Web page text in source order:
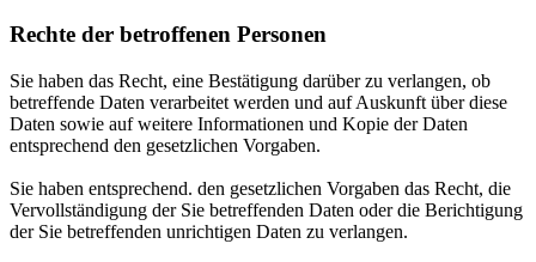
Rechte der betroffenen Personen
Sie haben das Recht, eine Bestätigung darüber zu verlangen, ob
betreffende Daten verarbeitet werden und auf Auskunft über diese
Daten sowie auf weitere Informationen und Kopie der Daten
entsprechend den gesetzlichen Vorgaben.
Sie haben entsprechend. den gesetzlichen Vorgaben das Recht, die
Vervollständigung der Sie betreffenden Daten oder die Berichtigung
der Sie betreffenden unrichtigen Daten zu verlangen.